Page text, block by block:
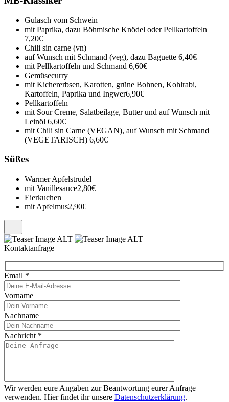
Gulasch vom Schwein
mit Paprika, dazu Böhmische Knödel oder Pellkartoffeln
7,20€
Chili sin carne (vn)
auf Wunsch mit Schmand (veg), dazu Baguette 6,40€
mit Pellkartoffeln und Schmand 6,60€
Gemüsecurry
mit Kichererbsen, Karotten, grüne Bohnen, Kohlrabi,
Kartoffeln, Paprika und Ingwer6,90€
Pellkartoffeln
mit Sour Creme, Salatbeilage, Butter und auf Wunsch mit
Leinöl 6,60€
mit Chili sin Carne (VEGAN), auf Wunsch mit Schmand
(VEGETARISCH) 6,60€
Süßes
Warmer Apfelstrudel
mit Vanillesauce2,80€
Eierkuchen
mit Apfelmus2,90€
Kontaktanfrage
Email *
Vorname
Nachname
Nachricht *
Wir werden eure Angaben zur Beantwortung eurer Anfrage
verwenden. Hier findet ihr unsere Datenschutzerklärung.